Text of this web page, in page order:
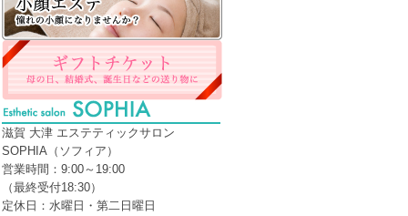
滋賀 大津 エステティックサロン
SOPHIA（ソフィア）
営業時間：9:00～19:00
（最終受付18:30）
定休日：水曜日・第二日曜日